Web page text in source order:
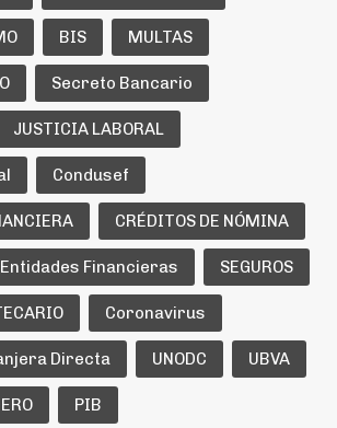
BIS MULTAS
Secreto Bancario
JUSTICIA LABORAL
Condusef
CRÉDITOS DE NÓMINA
Entidades Financieras SEGUROS
Coronavirus
Directa UNODC UBVA
PIB